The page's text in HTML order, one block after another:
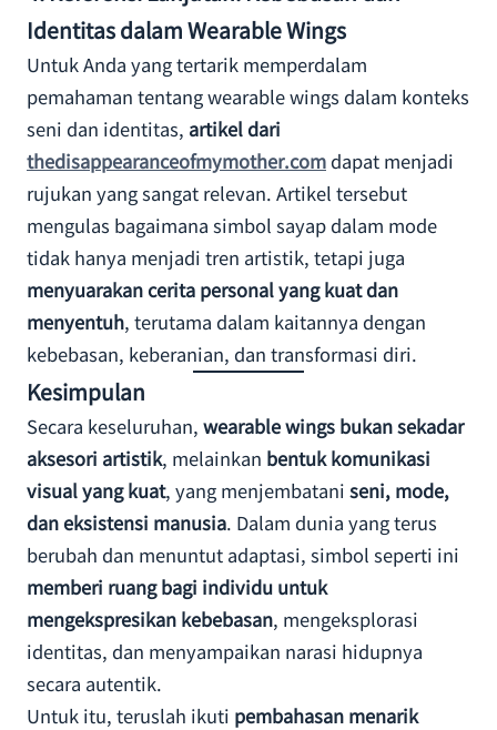
Identitas dalam Wearable Wings
Untuk Anda yang tertarik memperdalam
pemahaman tentang wearable wings dalam konteks
seni dan identitas, artikel dari
thedisappearanceofmymother.comdapat menjadi
rujukan yang sangat relevan. Artikel tersebut
mengulas bagaimana simbol sayap dalam mode
tidak hanya menjadi tren artistik, tetapi juga
menyuarakan cerita personal yang kuat dan
menyentuh, terutama dalam kaitannya dengan
kebebasan, keberanian, dan transformasi diri.
Kesimpulan
Secara keseluruhan, wearable wings bukan sekadar
aksesori artistik, melainkan bentuk komunikasi
visual yang kuat, yang menjembatani seni, mode,
dan eksistensi manusia. Dalam dunia yang terus
berubah dan menuntut adaptasi, simbol seperti ini
memberi ruang bagi individu untuk
mengekspresikan kebebasan, mengeksplorasi
identitas, dan menyampaikan narasi hidupnya
secara autentik.
Untuk itu, teruslah ikuti pembahasan menarik